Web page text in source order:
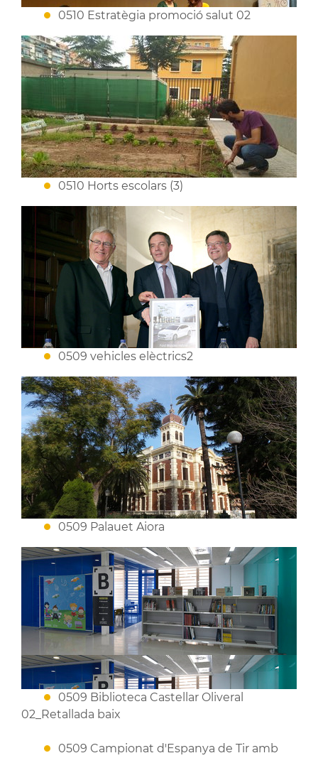
0510 Estratègia promoció salut 02
0510 Horts escolars (3)
0509 vehicles elèctrics2
0509 Palauet Aiora
0509 Biblioteca Castellar Oliveral
02_Retallada baix
0509 Campionat d'Espanya de Tir amb